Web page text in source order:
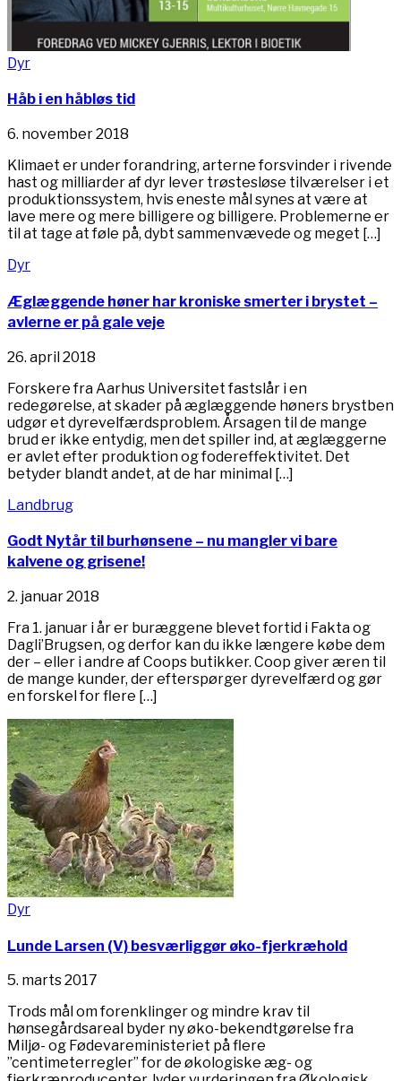
Dyr
Håb i en håbløs tid
6. november 2018
Klimaet er under forandring, arterne forsvinder i rivende
hast og milliarder af dyr lever trøstesløse tilværelser i et
produktionssystem, hvis eneste mål synes at være at
lave mere og mere billigere og billigere. Problemerne er
til at tage at føle på, dybt sammenvævede og meget […]
Dyr
Æglæggende høner har kroniske smerter i brystet –
avlerne er på gale veje
26. april 2018
Forskere fra Aarhus Universitet fastslår i en
redegørelse, at skader på æglæggende høners brystben
udgør et dyrevelfærdsproblem. Årsagen til de mange
brud er ikke entydig, men det spiller ind, at æglæggerne
er avlet efter produktion og fodereffektivitet. Det
betyder blandt andet, at de har minimal […]
Landbrug
Godt Nytår til burhønsene – nu mangler vi bare
kalvene og grisene!
2. januar 2018
Fra 1. januar i år er buræggene blevet fortid i Fakta og
Dagli’Brugsen, og derfor kan du ikke længere købe dem
der – eller i andre af Coops butikker. Coop giver æren til
de mange kunder, der efterspørger dyrevelfærd og gør
en forskel for flere […]
Dyr
Lunde Larsen (V) besværliggør øko-fjerkræhold
5. marts 2017
Trods mål om forenklinger og mindre krav til
hønsegårdsareal byder ny øko-bekendtgørelse fra
Miljø- og Fødevareministeriet på flere
”centimeterregler” for de økologiske æg- og